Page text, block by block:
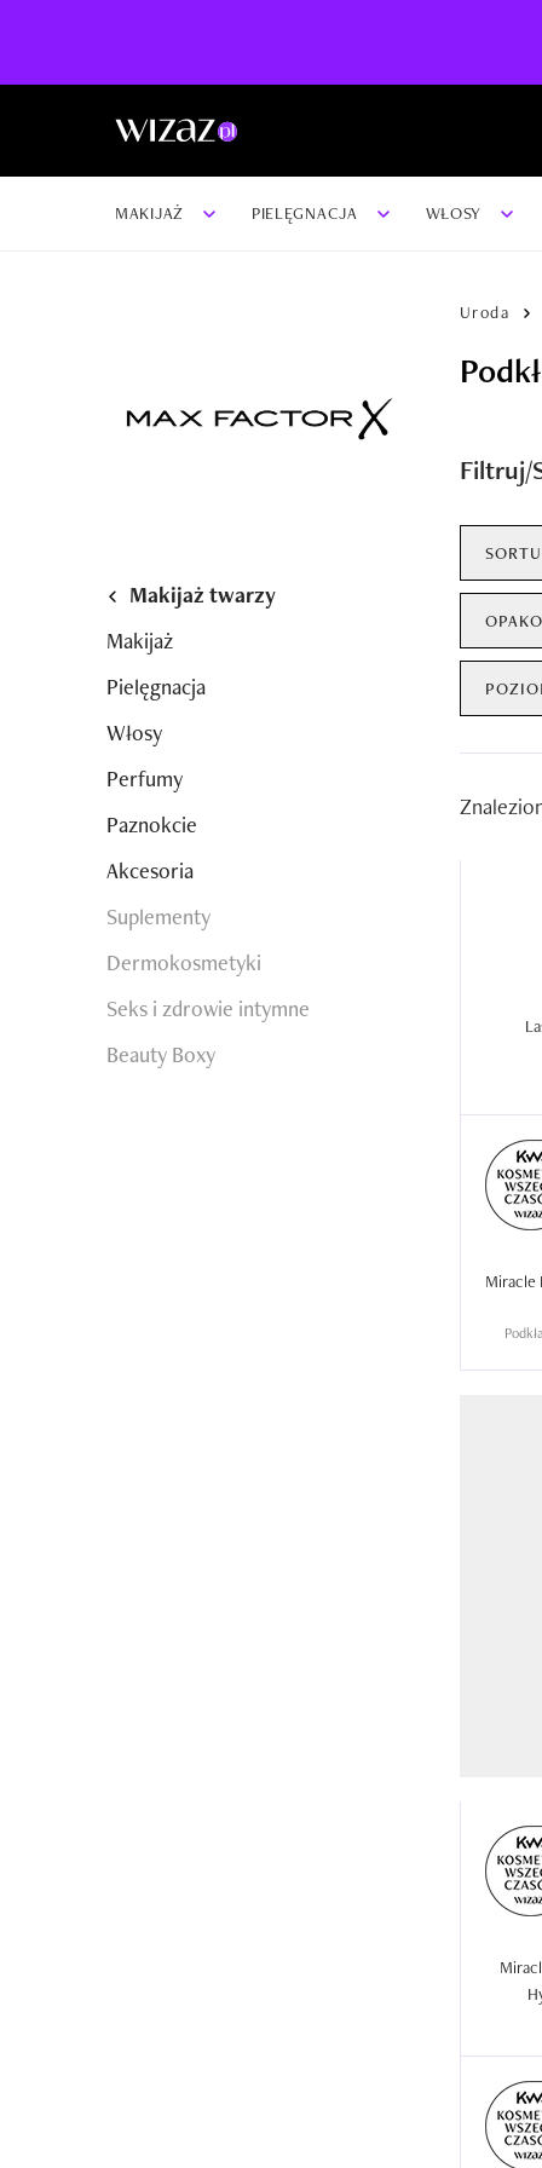
MAKIJAŻ PIELĘGNACJA WŁOSY
Makijaż twarzy
Makijaż
Pielęgnacja
Włosy
Perfumy
Paznokcie
Akcesoria
Suplementy
Dermokosmetyki
Seks i zdrowie intymne
Beauty Boxy
Uroda
Miracle